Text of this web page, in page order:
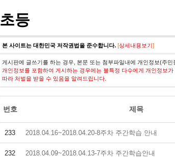
초등
본 사이트는 대한민국 저작권법을 준수합니다. [상세내용보기]
게시판에 글쓰기를 하는 경우, 본문 또는 첨부파일내에 개인정보(주
개인정보를 포함하여 게시하는 경우에는 불특정 다수에게 개인정보
따라 처벌을 받을 수 있음을 알려드립니다.
번호 제목
233 2018.04.16~2018.04.20-8주차 주간학습 안내
232 2018.04.09~2018.04.13-7주차 주간학습안내